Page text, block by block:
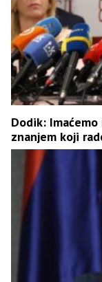
Dodik:
znanjem koji